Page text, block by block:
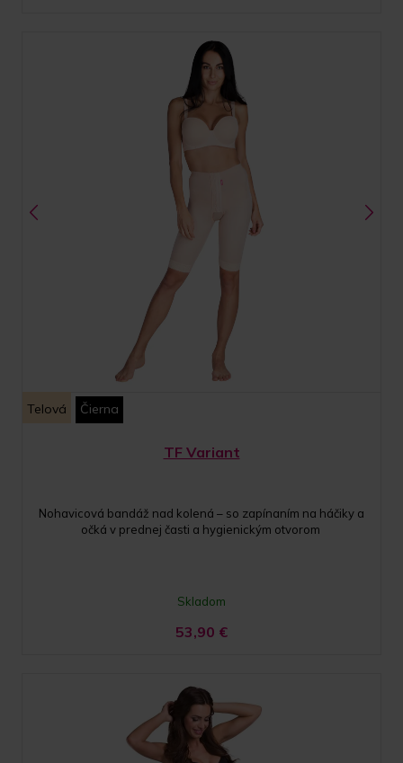
Telová Čierna
TF Variant
Nohavicová bandáž nad kolená – so zapínaním na háčiky a
očká v prednej časti a hygienickým otvorom
Skladom
53,90 €